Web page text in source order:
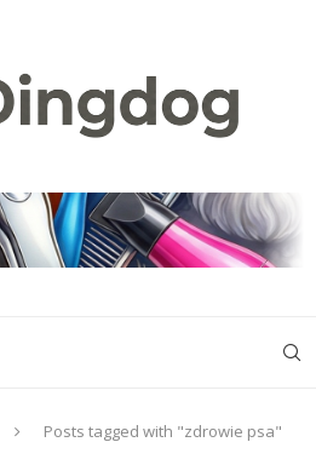
Posts tagged with "zdrowie psa"